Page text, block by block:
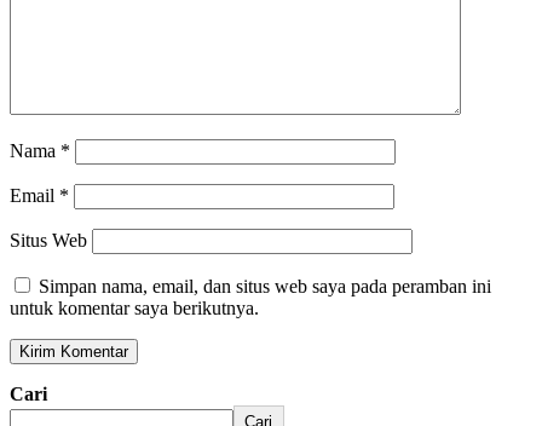
Nama *
Email *
Situs Web
Simpan nama, email, dan situs web saya pada peramban ini
untuk komentar saya berikutnya.
Cari
Cari